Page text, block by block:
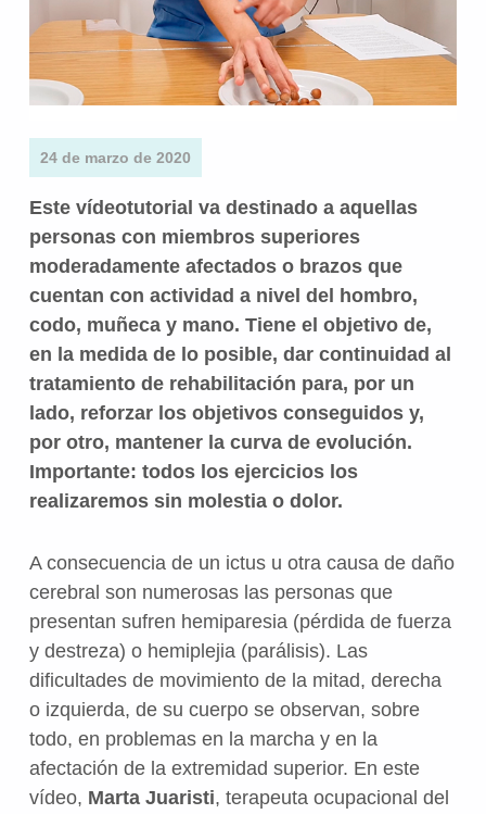
24 de marzo de 2020
Este vídeotutorial va destinado a aquellas
personas con miembros superiores
moderadamente afectados o brazos que
cuentan con actividad a nivel del hombro,
codo, muñeca y mano. Tiene el objetivo de,
en la medida de lo posible, dar continuidad al
tratamiento de rehabilitación para, por un
lado, reforzar los objetivos conseguidos y,
por otro, mantener la curva de evolución.
Importante: todos los ejercicios los
realizaremos sin molestia o dolor.
A consecuencia de un ictus u otra causa de daño
cerebral son numerosas las personas que
presentan sufren hemiparesia (pérdida de fuerza
y destreza) o hemiplejia (parálisis). Las
dificultades de movimiento de la mitad, derecha
o izquierda, de su cuerpo se observan, sobre
todo, en problemas en la marcha y en la
afectación de la extremidad superior. En este
vídeo, Marta Juaristi, terapeuta ocupacional del